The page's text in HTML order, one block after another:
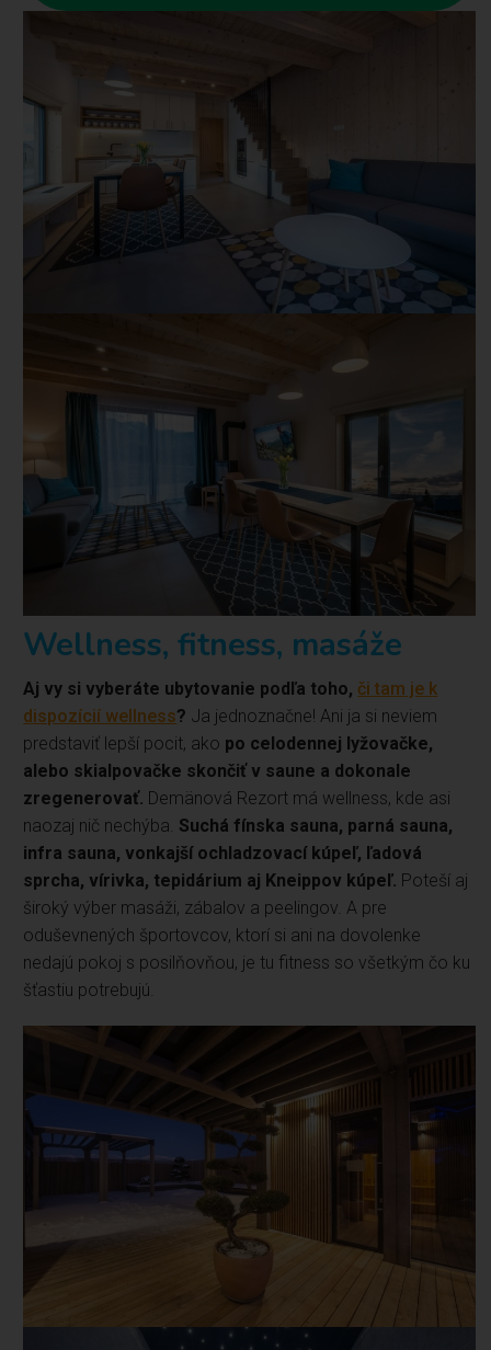
Wellness, fitness, masáže
Aj vy si vyberáte ubytovanie podľa toho, či tam je k
dispozícií wellness? Ja jednoznačne! Ani ja si neviem
predstaviť lepší pocit, ako po celodennej lyžovačke,
alebo skialpovačke skončiť v saune a dokonale
zregenerovať. Demänová Rezort má wellness, kde asi
naozaj nič nechýba. Suchá fínska sauna, parná sauna,
infra sauna, vonkajší ochladzovací kúpeľ, ľadová
sprcha, vírivka, tepidárium aj Kneippov kúpeľ. Poteší aj
široký výber masáži, zábalov a peelingov. A pre
oduševnených športovcov, ktorí si ani na dovolenke
nedajú pokoj s posilňovňou, je tu fitness so všetkým čo ku
šťastiu potrebujú.